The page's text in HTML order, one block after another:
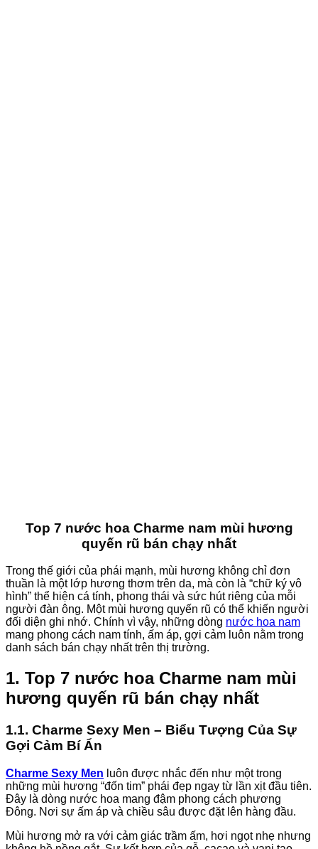
Top 7 nước hoa Charme nam mùi hương
quyến rũ bán chạy nhất
Trong thế giới của phái mạnh, mùi hương không chỉ đơn
thuần là một lớp hương thơm trên da, mà còn là “chữ ký vô
hình” thể hiện cá tính, phong thái và sức hút riêng của mỗi
người đàn ông. Một mùi hương quyến rũ có thể khiến người
đối diện ghi nhớ. Chính vì vậy, những dòng nước hoa nam
mang phong cách nam tính, ấm áp, gợi cảm luôn nằm trong
danh sách bán chạy nhất trên thị trường.
1. Top 7 nước hoa Charme nam mùi
hương quyến rũ bán chạy nhất
1.1. Charme Sexy Men – Biểu Tượng Của Sự
Gợi Cảm Bí Ẩn
Charme Sexy Men luôn được nhắc đến như một trong
những mùi hương “đốn tim” phái đẹp ngay từ lần xịt đầu tiên.
Đây là dòng nước hoa mang đậm phong cách phương
Đông. Nơi sự ấm áp và chiều sâu được đặt lên hàng đầu.
Mùi hương mở ra với cảm giác trầm ấm, hơi ngọt nhẹ nhưng